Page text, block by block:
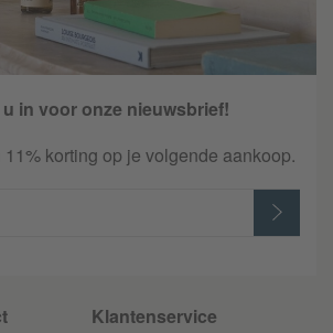
in voor onze nieuwsbrief!
korting op je volgende aankoop.
Klantenservice